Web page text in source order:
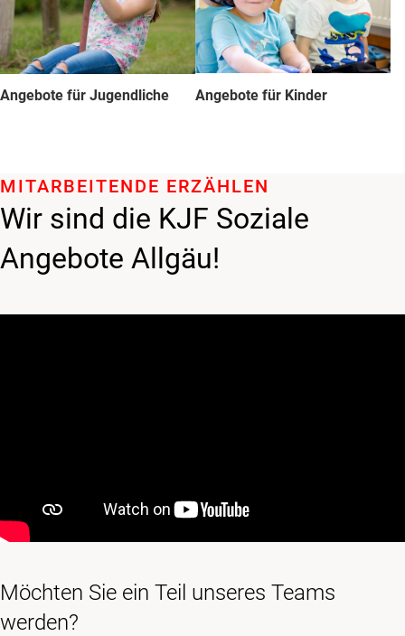
Angebote für Jugendliche Angebote für Kinder
Wir sind die KJF Soziale
Angebote Allgäu!
MITARBEITENDE ERZÄHLEN
Möchten Sie ein Teil unseres Teams
werden?